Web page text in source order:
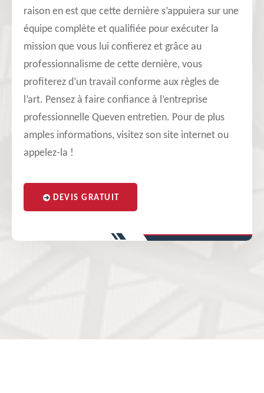
raison en est que cette dernière s’appuiera sur une
équipe complète et qualifiée pour exécuter la
mission que vous lui confierez et grâce au
professionnalisme de cette dernière, vous
profiterez d’un travail conforme aux règles de
l’art. Pensez à faire confiance à l’entreprise
professionnelle Queven entretien. Pour de plus
amples informations, visitez son site internet ou
appelez-la !
DEVIS GRATUIT